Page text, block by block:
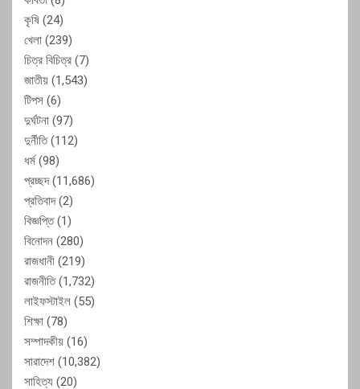
কৃষি (24)
খেলা (239)
চিত্র বিচিত্র (7)
জাতীয় (1,543)
টিপস (6)
দুর্ঘটনা (97)
দুর্নীতি(112)
ধর্ম(98)
প্রচ্ছদ(11,686)
প্রতিবাদ(2)
বিজ্ঞপ্তি(1)
বিনোদন (280)
রাজধানী (219)
রাজনীতি(1,732)
লাইফস্টাইল (55)
শিক্ষা (78)
সম্পাদকীয় (16)
সারাদেশ (10,382)
সাহিত্য (20)